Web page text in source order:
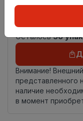
Страна
Осталось58 упак
Внимание!
представленного
наличие
в момент